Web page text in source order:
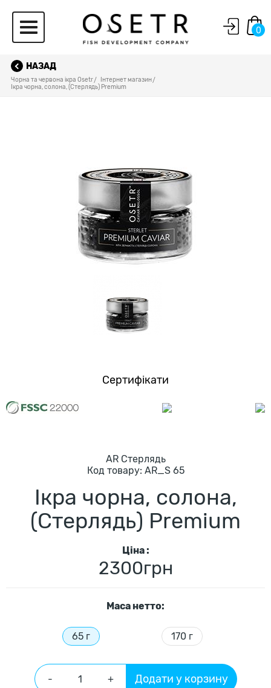
0
НАЗАД
Чорна та червона ікра Osetr
Iнтернет магазин
Iкра чорна, солона, (Стерлядь) Premium
Сертифікати
AR Стерлядь
Код товару: AR_S 65
Iкра чорна, солона,
(Стерлядь) Premium
Цiна :
2300грн
Маса нетто:
65 г 170 г
- + Додати у корзину